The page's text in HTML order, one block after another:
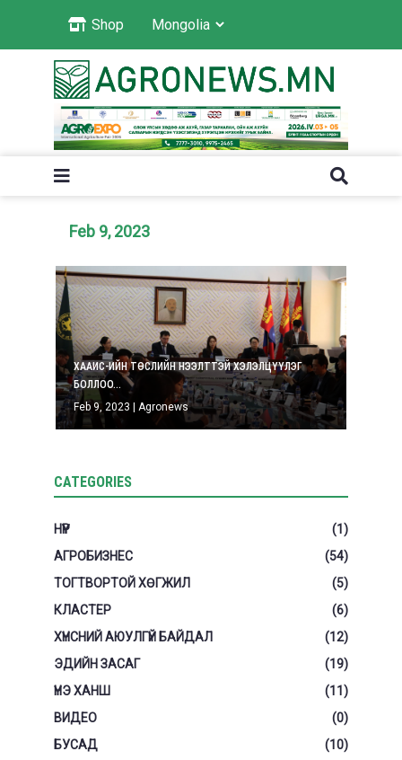
Shop
Feb 9, 2023
ХААИС-ИЙН ТӨСЛИЙН НЭЭЛТТЭЙ ХЭЛЭЛЦҮҮЛЭГ
БОЛЛОО...
Feb 9, 2023 | Agronews
CATEGORIES
НҮҮР
(1)
АГРОБИЗНЕС
(54)
ТОГТВОРТОЙ ХӨГЖИЛ
(5)
КЛАСТЕР
(6)
ХҮНСНИЙ АЮУЛГҮЙ БАЙДАЛ
(12)
ЭДИЙН ЗАСАГ
(19)
ҮНЭ ХАНШ
(11)
ВИДЕО
(0)
БУСАД
(10)